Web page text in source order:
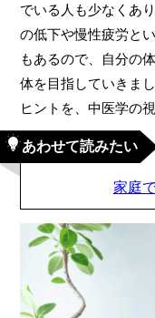
でいる人も少なくあ
の低下や慢性疲労と
もあるので、自分の
体を目指していきま
ヒントを、中医学の
あわせて読みたい
家庭